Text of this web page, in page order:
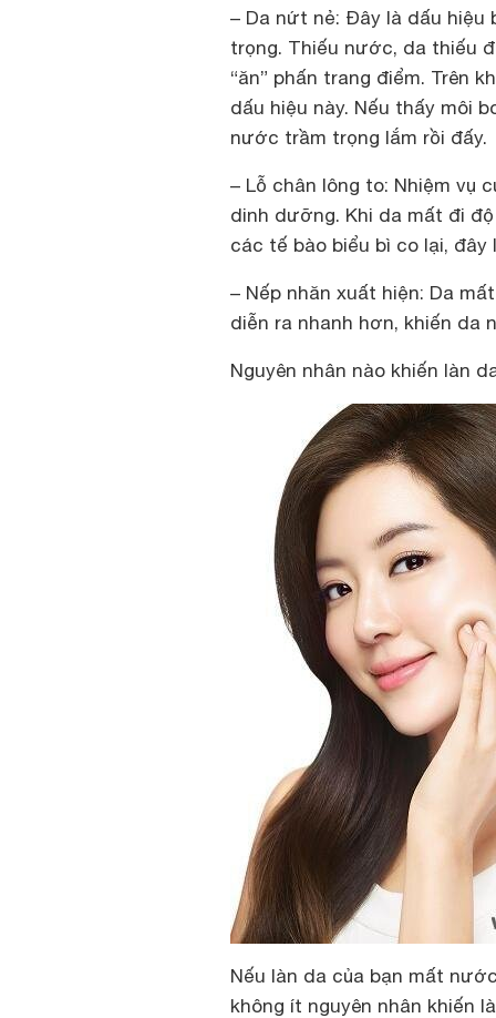
– Da nứt nẻ: Đây là dấu hiệu
trọng. Thiếu nước, da thiếu
“ăn” phấn trang điểm. Trên
dấu hiệu này. Nếu thấy môi
nước trầm trọng lắm rồi đấy.
– Lỗ chân lông to: Nhiệm vụ
dinh dưỡng. Khi da mất đi
các tế bào biểu bì co lại,
– Nếp nhăn xuất hiện: Da
diễn ra nhanh hơn, khiến da
Nguyên nhân nào khiến làn
Nếu làn da của bạn mất
không ít nguyên nhân khiến